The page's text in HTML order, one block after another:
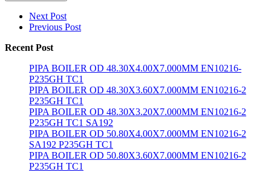
Next Post
Previous Post
Recent Post
PIPA BOILER OD 48.30X4.00X7.000MM EN10216-
P235GH TC1
PIPA BOILER OD 48.30X3.60X7.000MM EN10216-2
P235GH TC1
PIPA BOILER OD 48.30X3.20X7.000MM EN10216-2
P235GH TC1 SA192
PIPA BOILER OD 50.80X4.00X7.000MM EN10216-2
SA192 P235GH TC1
PIPA BOILER OD 50.80X3.60X7.000MM EN10216-2
P235GH TC1